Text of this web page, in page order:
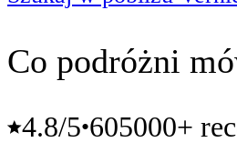
Co podróżni
4.8/5•605000+